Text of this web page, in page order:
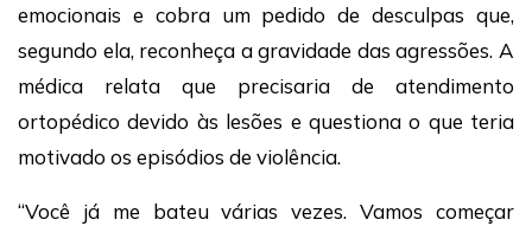
emocionais e cobra um pedido de desculpas que,
segundo ela, reconheça a gravidade das agressões. A
médica relata que precisaria de atendimento
ortopédico devido às lesões e questiona o que teria
motivado os episódios de violência.
“Você já me bateu várias vezes. Vamos começar